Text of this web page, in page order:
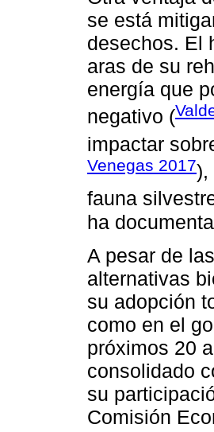
se está
desechos. El
aras de su
energía que
negativo (
impactar
Venegas 2017),
fauna
ha
A pesar de
alternativas
su adopción
como en el
próximos 20
consolidado
su
Comisión